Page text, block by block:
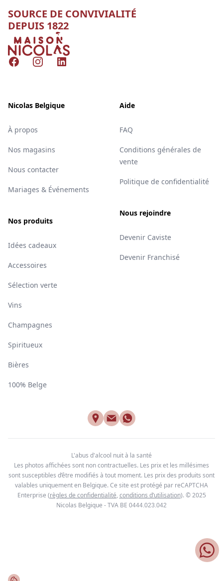
SOURCE DE CONVIVIALITÉ
DEPUIS 1822
Nicolas
FacebookInstagramLinkedIn
Nicolas Belgique
À propos
Nos magasins
Nous contacter
Mariages & Événements
Nos produits
Idées cadeaux
Accessoires
Sélection verte
Vins
Champagnes
Spiritueux
Bières
100% Belge
Aide
FAQ
Conditions générales de
vente
Politique de confidentialité
Nous rejoindre
Devenir Caviste
Devenir Franchisé
L'abus d'alcool nuit à la santé
Les photos affichées sont non contractuelles. Les prix et les millésimes
sont susceptibles d’être modifiés à tout moment. Les prix des produits sont
valables uniquement en Belgique. Ce site est protégé par reCAPTCHA
Enterprise (règles de confidentialité, conditions d’utilisation). © 2025
Nicolas Belgique - TVA BE 0444.023.042